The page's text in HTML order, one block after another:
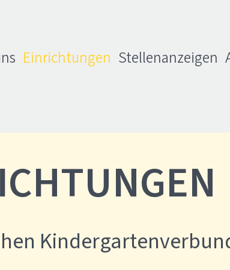
Einrichtungen Stellenanzeigen